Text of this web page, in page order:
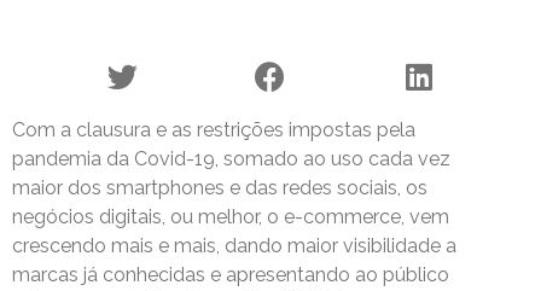
Com a clausura e as restrições impostas pela
pandemia da Covid-19, somado ao uso cada vez
maior dos smartphones e das redes sociais, os
negócios digitais, ou melhor, o e-commerce, vem
crescendo mais e mais, dando maior visibilidade a
marcas já conhecidas e apresentando ao público